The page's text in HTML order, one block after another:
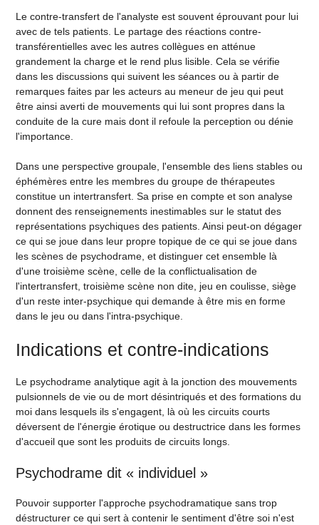
Le contre-transfert de l'analyste est souvent éprouvant pour lui
avec de tels patients. Le partage des réactions contre-
transférentielles avec les autres collègues en atténue
grandement la charge et le rend plus lisible. Cela se vérifie
dans les discussions qui suivent les séances ou à partir de
remarques faites par les acteurs au meneur de jeu qui peut
être ainsi averti de mouvements qui lui sont propres dans la
conduite de la cure mais dont il refoule la perception ou dénie
l'importance.
Dans une perspective groupale, l'ensemble des liens stables ou
éphémères entre les membres du groupe de thérapeutes
constitue un intertransfert. Sa prise en compte et son analyse
donnent des renseignements inestimables sur le statut des
représentations psychiques des patients. Ainsi peut-on dégager
ce qui se joue dans leur propre topique de ce qui se joue dans
les scènes de psychodrame, et distinguer cet ensemble là
d'une troisième scène, celle de la conflictualisation de
l'intertransfert, troisième scène non dite, jeu en coulisse, siège
d'un reste inter-psychique qui demande à être mis en forme
dans le jeu ou dans l'intra-psychique.
Indications et contre-indications
Le psychodrame analytique agit à la jonction des mouvements
pulsionnels de vie ou de mort désintriqués et des formations du
moi dans lesquels ils s'engagent, là où les circuits courts
déversent de l'énergie érotique ou destructrice dans les formes
d'accueil que sont les produits de circuits longs.
Psychodrame dit « individuel »
Pouvoir supporter l'approche psychodramatique sans trop
déstructurer ce qui sert à contenir le sentiment d'être soi n'est